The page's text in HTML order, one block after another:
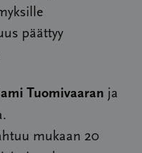
päättyy
Tuomivaaran ja
mukaan 20